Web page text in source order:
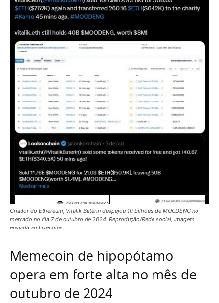
Criador do Ethereum, Vitalik Buterin despejou 10 bilhões de MOODENG no
mercado no dia 7 de outubro de 2024. Reprodução/Rede social, imagem
enviada ao Livecoins.
Memecoin de hipopótamo
opera em forte alta no mês de
outubro de 2024